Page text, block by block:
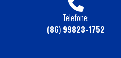
Telefone:
(86) 99823-1752